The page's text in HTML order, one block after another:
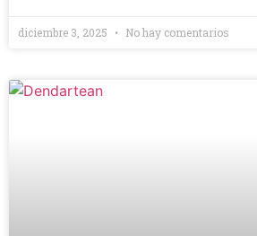
diciembre 3, 2025 No hay comentarios